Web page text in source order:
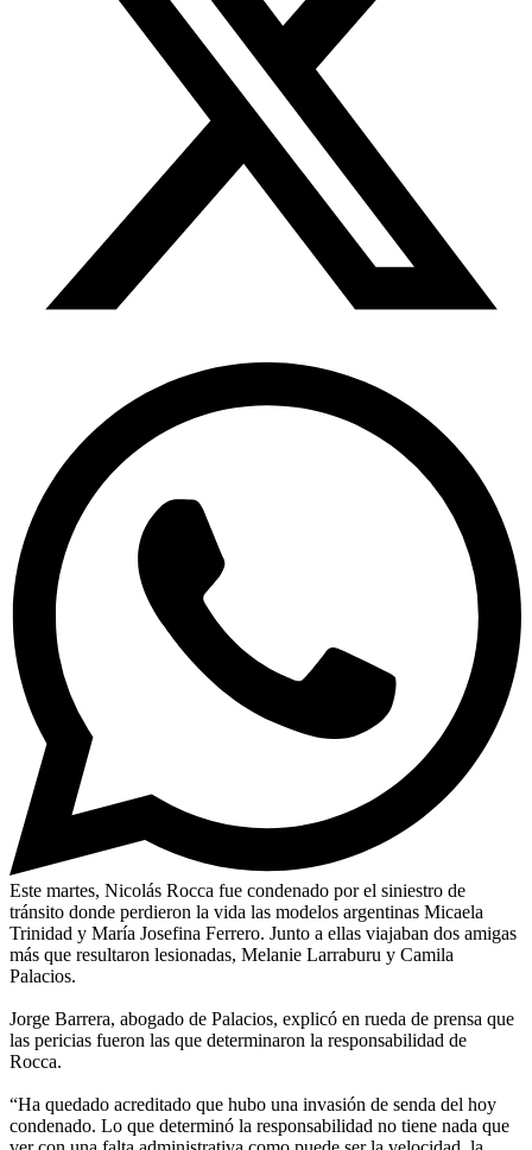
Este martes, Nicolás Rocca fue condenado por el siniestro de
tránsito donde perdieron la vida las modelos argentinas Micaela
Trinidad y María Josefina Ferrero. Junto a ellas viajaban dos amigas
más que resultaron lesionadas, Melanie Larraburu y Camila
Palacios.
Jorge Barrera, abogado de Palacios, explicó en rueda de prensa que
las pericias fueron las que determinaron la responsabilidad de
Rocca.
“Ha quedado acreditado que hubo una invasión de senda del hoy
condenado. Lo que determinó la responsabilidad no tiene nada que